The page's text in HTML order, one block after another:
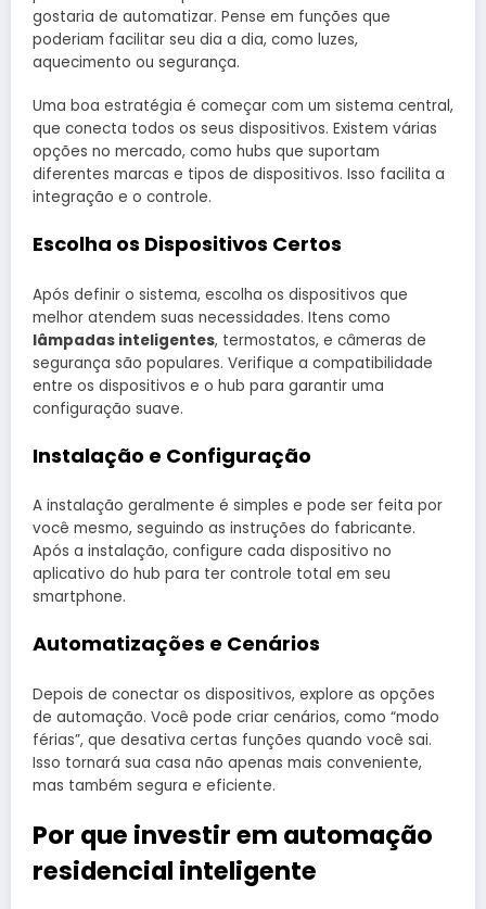
gostaria de automatizar. Pense em funções que
poderiam facilitar seu dia a dia, como luzes,
aquecimento ou segurança.
Uma boa estratégia é começar com um sistema central,
que conecta todos os seus dispositivos. Existem várias
opções no mercado, como hubs que suportam
diferentes marcas e tipos de dispositivos. Isso facilita a
integração e o controle.
Escolha os Dispositivos Certos
Após definir o sistema, escolha os dispositivos que
melhor atendem suas necessidades. Itens como
lâmpadas inteligentes, termostatos, e câmeras de
segurança são populares. Verifique a compatibilidade
entre os dispositivos e o hub para garantir uma
configuração suave.
Instalação e Configuração
A instalação geralmente é simples e pode ser feita por
você mesmo, seguindo as instruções do fabricante.
Após a instalação, configure cada dispositivo no
aplicativo do hub para ter controle total em seu
smartphone.
Automatizações e Cenários
Depois de conectar os dispositivos, explore as opções
de automação. Você pode criar cenários, como “modo
férias”, que desativa certas funções quando você sai.
Isso tornará sua casa não apenas mais conveniente,
mas também segura e eficiente.
Por que investir em automação
residencial inteligente